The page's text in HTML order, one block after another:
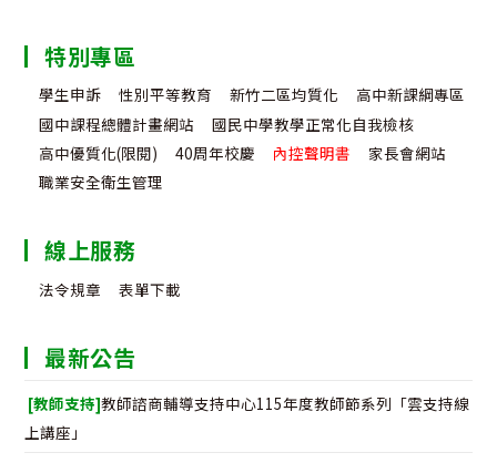
特別專區
學生申訴 性別平等教育 新竹二區均質化
高中新課綱專區
國中課程總體計畫網站
國民中學教學正常化自我檢核
高中優質化(限閱)
40周年校慶 內控聲明書
家長會網站
職業安全衛生管理
線上服務
法令規章 表單下載
最新公告
[教師支持]教師諮商輔導支持中心115年度教師節系列「雲支持線
上講座」